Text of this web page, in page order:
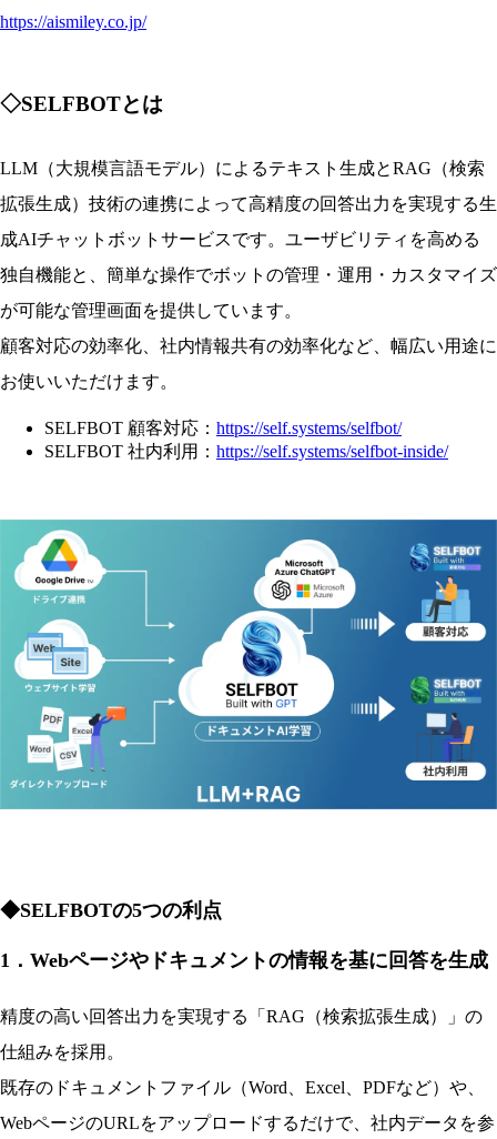
https://aismiley.co.jp/
◇SELFBOTとは
LLM（大規模言語モデル）によるテキスト生成とRAG（検索
拡張生成）技術の連携によって高精度の回答出力を実現する生
成AIチャットボットサービスです。ユーザビリティを高める
独自機能と、簡単な操作でボットの管理・運用・カスタマイズ
が可能な管理画面を提供しています。
顧客対応の効率化、社内情報共有の効率化など、幅広い用途に
お使いいただけます。
SELFBOT 顧客対応： https://self.systems/selfbot/
SELFBOT 社内利用： https://self.systems/selfbot-inside/
◆SELFBOTの5つの利点
1 ．Webページやドキュメントの情報を基に回答を生成
精度の高い回答出力を実現する「RAG（検索拡張生成）」の
仕組みを採用。
既存のドキュメントファイル（Word、Excel、PDFなど）や、
WebページのURLをアップロードするだけで、社内データを参